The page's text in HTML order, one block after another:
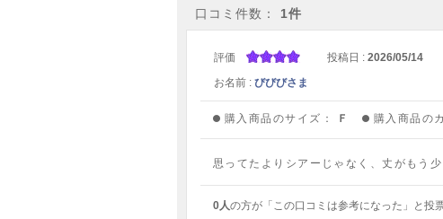
口コミ件数： 1件
評価 投稿日 : 2026/05/14
お名前 : びびびさま
購入商品のサイズ： Ｆ 購入商品の
思ってたよりシアーじゃなく、丈がもう
0人の方が「この口コミは参考になった」と投